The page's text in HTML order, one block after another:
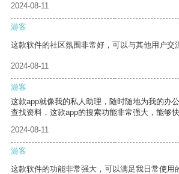
2024-08-11
游客
这款软件的社区氛围非常好，可以与其他用户交
2024-08-11
游客
这款app就像我的私人助理，随时随地为我的办
查找资料，这款app的搜索功能非常强大，能够
2024-08-11
游客
这款软件的功能非常强大，可以满足我日常使用